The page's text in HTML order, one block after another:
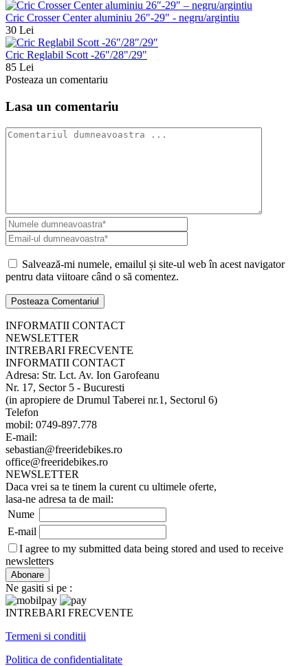
Cric Crosser Center aluminiu 26"-29" - negru/argintiu
30 Lei
Cric Reglabil Scott -26"/28"/29"
85 Lei
Posteaza un comentariu
Lasa un comentariu
Salvează-mi numele, emailul și site-ul web în acest navigator
pentru data viitoare când o să comentez.
INFORMATII CONTACT
NEWSLETTER
INTREBARI FRECVENTE
INFORMATII CONTACT
Adresa: Str. Lct. Av. Ion Garofeanu
Nr. 17, Sector 5 - Bucuresti
(in apropiere de Drumul Taberei nr.1, Sectorul 6)
Telefon
mobil: 0749-897.778
E-mail:
sebastian@freeridebikes.ro
office@freeridebikes.ro
NEWSLETTER
Daca vrei sa te tinem la curent cu ultimele oferte,
lasa-ne adresa ta de mail:
Nume
E-mail
I agree to my submitted data being stored and used to receive
newsletters
Ne gasiti si pe :
INTREBARI FRECVENTE
Termeni si conditii
Politica de confidentialitate